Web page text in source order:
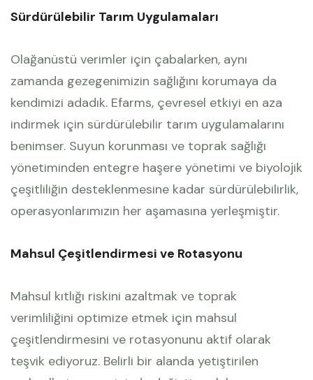
Sürdürülebilir Tarım Uygulamaları
Olağanüstü verimler için çabalarken, aynı
zamanda gezegenimizin sağlığını korumaya da
kendimizi adadık. Efarms, çevresel etkiyi en aza
indirmek için sürdürülebilir tarım uygulamalarını
benimser. Suyun korunması ve toprak sağlığı
yönetiminden entegre haşere yönetimi ve biyolojik
çeşitliliğin desteklenmesine kadar sürdürülebilirlik,
operasyonlarımızın her aşamasına yerleşmiştir.
Mahsul Çeşitlendirmesi ve Rotasyonu
Mahsul kıtlığı riskini azaltmak ve toprak
verimliliğini optimize etmek için mahsul
çeşitlendirmesini ve rotasyonunu aktif olarak
teşvik ediyoruz. Belirli bir alanda yetiştirilen